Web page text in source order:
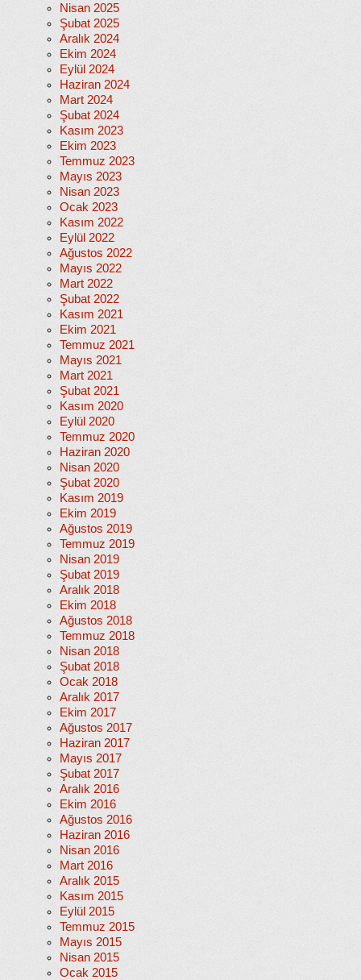
Nisan 2025
Şubat 2025
Aralık 2024
Ekim 2024
Eylül 2024
Haziran 2024
Mart 2024
Şubat 2024
Kasım 2023
Ekim 2023
Temmuz 2023
Mayıs 2023
Nisan 2023
Ocak 2023
Kasım 2022
Eylül 2022
Ağustos 2022
Mayıs 2022
Mart 2022
Şubat 2022
Kasım 2021
Ekim 2021
Temmuz 2021
Mayıs 2021
Mart 2021
Şubat 2021
Kasım 2020
Eylül 2020
Temmuz 2020
Haziran 2020
Nisan 2020
Şubat 2020
Kasım 2019
Ekim 2019
Ağustos 2019
Temmuz 2019
Nisan 2019
Şubat 2019
Aralık 2018
Ekim 2018
Ağustos 2018
Temmuz 2018
Nisan 2018
Şubat 2018
Ocak 2018
Aralık 2017
Ekim 2017
Ağustos 2017
Haziran 2017
Mayıs 2017
Şubat 2017
Aralık 2016
Ekim 2016
Ağustos 2016
Haziran 2016
Nisan 2016
Mart 2016
Aralık 2015
Kasım 2015
Eylül 2015
Temmuz 2015
Mayıs 2015
Nisan 2015
Ocak 2015